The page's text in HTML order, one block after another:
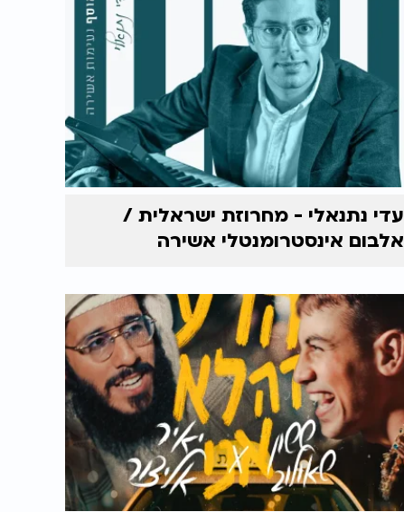
עדי נתנאלי - מחרוזת ישראלית /
אלבום אינסטרומנטלי אשירה